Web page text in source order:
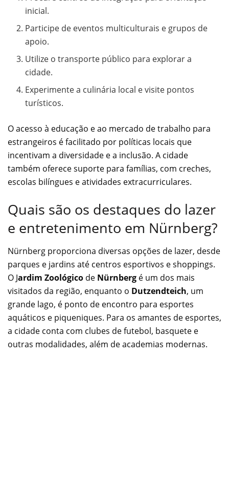
inicial.
Participe de eventos multiculturais e grupos de
apoio.
Utilize o transporte público para explorar a
cidade.
Experimente a culinária local e visite pontos
turísticos.
O acesso à educação e ao mercado de trabalho para
estrangeiros é facilitado por políticas locais que
incentivam a diversidade e a inclusão. A cidade
também oferece suporte para famílias, com creches,
escolas bilíngues e atividades extracurriculares.
Quais são os destaques do lazer
e entretenimento em Nürnberg?
Nürnberg proporciona diversas opções de lazer, desde
parques e jardins até centros esportivos e shoppings.
O Jardim Zoológico de Nürnberg é um dos mais
visitados da região, enquanto o Dutzendteich, um
grande lago, é ponto de encontro para esportes
aquáticos e piqueniques. Para os amantes de esportes,
a cidade conta com clubes de futebol, basquete e
outras modalidades, além de academias modernas.